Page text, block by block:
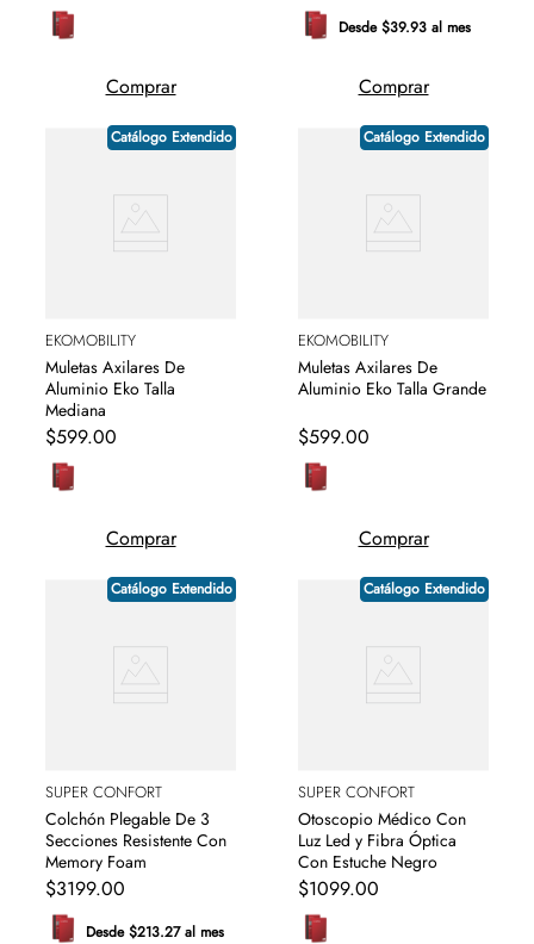
Comprar
Desde $39.93 al mes
Comprar
Catálogo Extendido
EKOMOBILITY
Muletas Axilares De
Aluminio Eko Talla
Mediana
$599.00
Comprar
Catálogo Extendido
EKOMOBILITY
Muletas Axilares De
Aluminio Eko Talla Grande
$599.00
Comprar
Catálogo Extendido
SUPER CONFORT
Colchón Plegable De 3
Secciones Resistente Con
Memory Foam
$3199.00
Desde $213.27 al mes
Catálogo Extendido
SUPER CONFORT
Otoscopio Médico Con
Luz Led y Fibra Óptica
Con Estuche Negro
$1099.00